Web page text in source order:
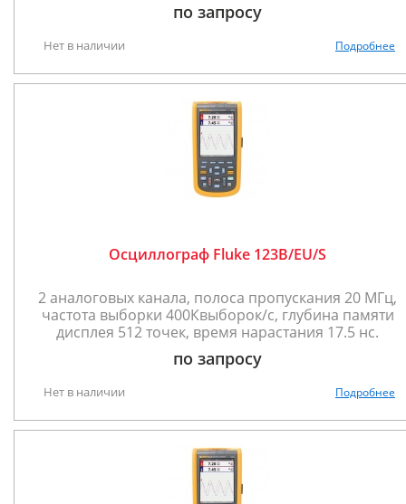
по запросу
Нет в наличии Подробнее
Осциллограф Fluke 123B/EU/S
2 аналоговых канала, полоса пропускания 20 МГц,
частота выборки 400Квыборок/с, глубина памяти
дисплея 512 точек, время нарастания 17.5 нс.
по запросу
Нет в наличии Подробнее